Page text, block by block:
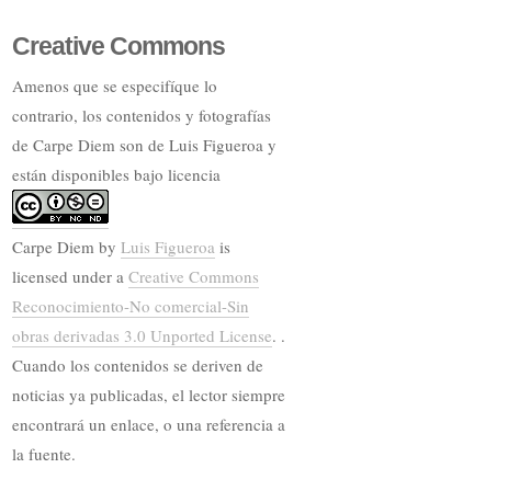
Creative Commons
Amenos que se especifíque lo
contrario, los contenidos y fotografías
de Carpe Diem son de Luis Figueroa y
están disponibles bajo licencia
Carpe Diem by Luis Figueroa is
licensed under a Creative Commons
Reconocimiento-No comercial-Sin
obras derivadas 3.0 Unported License. .
Cuando los contenidos se deriven de
noticias ya publicadas, el lector siempre
encontrará un enlace, o una referencia a
la fuente.